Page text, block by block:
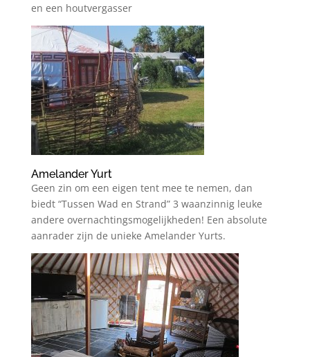
en een houtvergasser
Amelander Yurt
Geen zin om een eigen tent mee te nemen, dan
biedt “Tussen Wad en Strand” 3 waanzinnig leuke
andere overnachtingsmogelijkheden! Een absolute
aanrader zijn de unieke Amelander Yurts.